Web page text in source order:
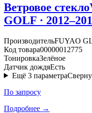
Ветровое стекло
GOLF ·
ПроизводительFUYAO
Код товара00000012775
ТонировкаЗелёное
Датчик дождяЕсть
Ещё 3 параметра
По запросу
Подробнее →